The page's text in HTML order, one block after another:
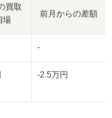
買取
場
前月からの差額
-
-2.5万円